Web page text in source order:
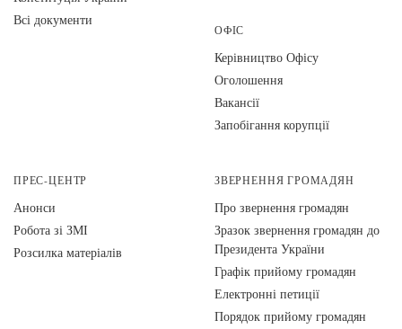
Всі документи
ОФІС
Керівництво Офісу
Оголошення
Вакансії
Запобігання корупції
ПРЕС-ЦЕНТР
Анонси
Робота зі ЗМІ
Розсилка матеріалів
ЗВЕРНЕННЯ ГРОМАДЯН
Про звернення громадян
Зразок звернення громадян до
Президента України
Графік прийому громадян
Електронні петиції
Порядок прийому громадян